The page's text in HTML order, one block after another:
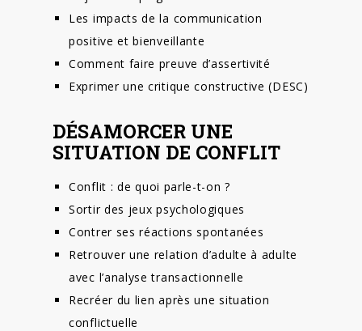
Les impacts de la communication
positive et bienveillante
Comment faire preuve d’assertivité
Exprimer une critique constructive (DESC)
DÉSAMORCER UNE
SITUATION DE CONFLIT
Conflit : de quoi parle-t-on ?
Sortir des jeux psychologiques
Contrer ses réactions spontanées
Retrouver une relation d’adulte à adulte
avec l’analyse transactionnelle
Recréer du lien après une situation
conflictuelle